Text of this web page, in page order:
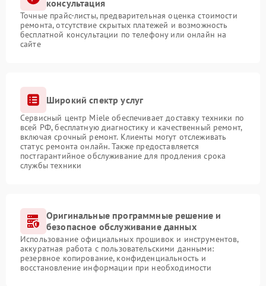
консультация
Точные прайс-листы, предварительная оценка стоимости
ремонта, отсутствие скрытых платежей и возможность
бесплатной консультации по телефону или онлайн на
сайте
Широкий спектр услуг
Сервисный центр Miele обеспечивает доставку техники по
всей РФ, бесплатную диагностику и качественный ремонт,
включая срочный ремонт. Клиенты могут отслеживать
статус ремонта онлайн. Также предоставляется
постгарантийное обслуживание для продления срока
службы техники
Оригинальные программные решение и
безопасное обслуживание данных
Использование официальных прошивок и инструментов,
аккуратная работа с пользовательскими данными:
резервное копирование, конфиденциальность и
восстановление информации при необходимости